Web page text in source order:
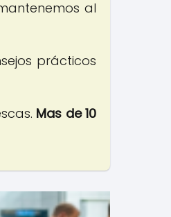
al
prácticos
Mas de 10